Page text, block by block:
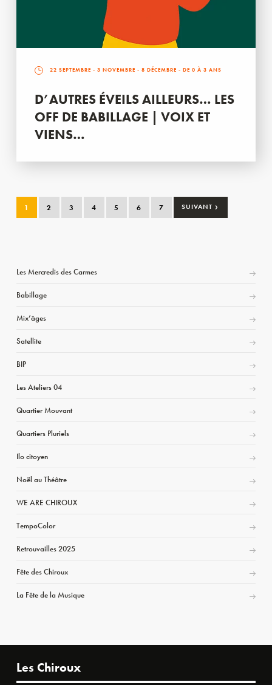
22 SEPTEMBRE - 3 NOVEMBRE - 8 DÉCEMBRE - DE 0 À 3 ANS
D’AUTRES ÉVEILS AILLEURS… LES
OFF DE BABILLAGE | VOIX ET
VIENS…
1 2 3 4 5 6 7 SUIVANT ›
Les Mercredis des Carmes
Babillage
Mix’âges
Satellite
BIP
Les Ateliers 04
Quartier Mouvant
Quartiers Pluriels
Ilo citoyen
Noël au Théâtre
WE ARE CHIROUX
TempoColor
Retrouvailles 2025
Fête des Chiroux
La Fête de la Musique
Les Chiroux